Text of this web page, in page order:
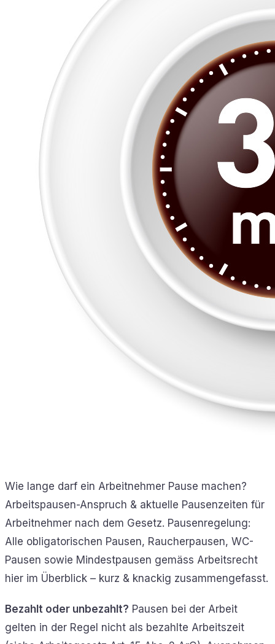
Wie lange darf ein Arbeitnehmer Pause machen?
Arbeitspausen-Anspruch & aktuelle Pausenzeiten für
Arbeitnehmer nach dem Gesetz. Pausenregelung:
Alle obligatorischen Pausen, Raucherpausen, WC-
Pausen sowie Mindestpausen gemäss Arbeitsrecht
hier im Überblick – kurz & knackig zusammengefasst.
Bezahlt oder unbezahlt? Pausen bei der Arbeit
gelten in der Regel nicht als bezahlte Arbeitszeit